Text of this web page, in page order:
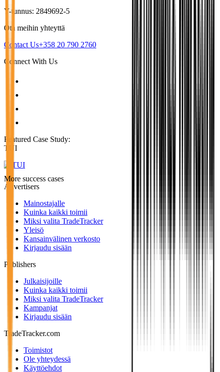
Y-tunnus: 2849692-5
Ota meihin yhteyttä
Contact Us+358 20 790 2760
Connect With Us
Featured Case Study:
TUI
More success cases
Advertisers
Mainostajalle
Kuinka kaikki toimii
Miksi valita TradeTracker
Yleisö
Kansainvälinen verkosto
Kirjaudu sisään
Publishers
Julkaisijoille
Kuinka kaikki toimii
Miksi valita TradeTracker
Kampanjat
Kirjaudu sisään
TradeTracker.com
Toimistot
Ole yhteydessä
Käyttöehdot